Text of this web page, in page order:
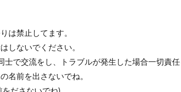
は禁止してます。
しないでください。
士で交流をし、トラブルが発生した場合一切責
名前を出さないでね。